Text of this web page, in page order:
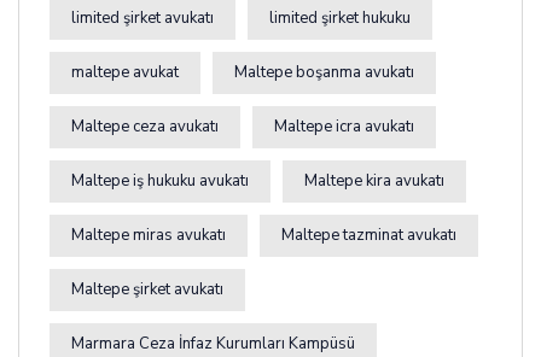
limited şirket avukatı limited şirket hukuku
maltepe avukat Maltepe boşanma avukatı
Maltepe ceza avukatı Maltepe icra avukatı
Maltepe iş hukuku avukatı Maltepe kira avukatı
Maltepe miras avukatı Maltepe tazminat avukatı
Maltepe şirket avukatı
Marmara Ceza İnfaz Kurumları Kampüsü